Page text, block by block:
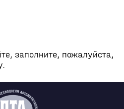
заполните, пожалуйста,